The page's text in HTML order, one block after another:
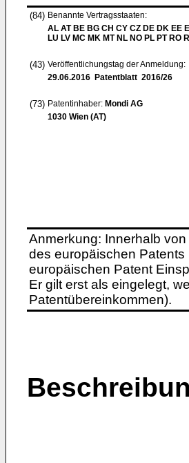
(84) Benannte Vertragsstaaten:
AL AT BE BG CH CY CZ DE DK EE
LU LV MC MK MT NL NO PL PT RO
(43) Veröffentlichungstag der Anmeldung:
29.06.2016 Patentblatt 2016/26
(73) Patentinhaber: Mondi AG
1030 Wien (AT)
Anmerkung: Innerhalb
des europäischen
europäischen Patent
Er gilt erst als eingelegt,
Patentübereinkommen).